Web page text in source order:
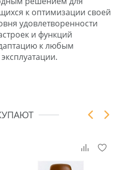
к оптимизации своей
удовлетворенности
и функций
к любым